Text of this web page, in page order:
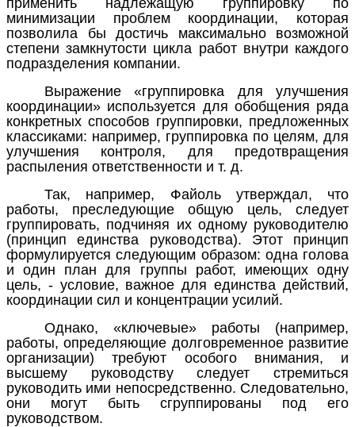
минимизации проблем координации, которая
позволила бы достичь максимально возможной
степени замкнутости цикла работ внутри каждого
подразделения компании.
Выражение «группировка для улучшения
координации» используется для обобщения ряда
конкретных способов группировки, предложенных
классиками: например, группировка по целям, для
улучшения контроля, для предотвращения
распыления ответственности и т. д.
Так, например, Файоль утверждал, что
работы, преследующие общую цель, следует
группировать, подчиняя их одному руководителю
(принцип единства руководства). Этот принцип
формулируется следующим образом: одна голова
и один план для группы работ, имеющих одну
цель, - условие, важное для единства действий,
координации сил и концентрации усилий.
Однако, «ключевые» работы (например,
работы, определяющие долговременное развитие
организации) требуют особого внимания, и
высшему руководству следует стремиться
руководить ими непосредственно. Следовательно,
они могут быть сгруппированы под его
руководством.